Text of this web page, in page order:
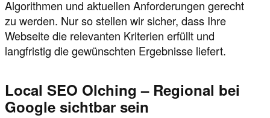
Algorithmen und aktuellen Anforderungen gerecht
zu werden. Nur so stellen wir sicher, dass Ihre
Webseite die relevanten Kriterien erfüllt und
langfristig die gewünschten Ergebnisse liefert.
Local SEO Olching – Regional bei
Google sichtbar sein